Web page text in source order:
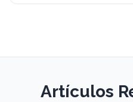
Artículos